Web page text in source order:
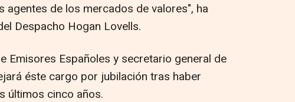
de los mercados de valores", ha
Despacho Hogan Lovells.
Emisores Españoles y secretario general de
éste cargo por jubilación tras haber
últimos cinco años.